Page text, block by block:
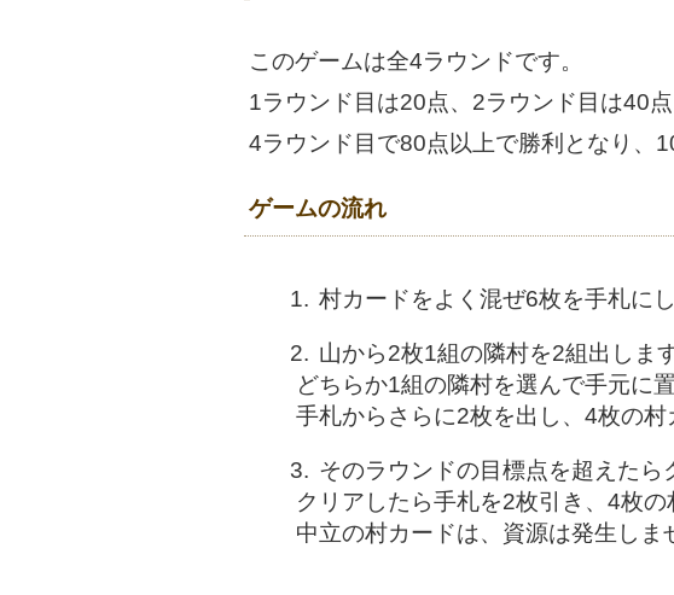
このゲームは全4ラウンドです。
1ラウンド目は20点、2ラウンド目は40
4ラウンド目で80点以上で勝利となり、
ゲームの流れ
村カードをよく混ぜ6枚を手札に
山から2枚1組の隣村を2組出します
どちらか1組の隣村を選んで手元に
手札からさらに2枚を出し、4枚の村
そのラウンドの目標点を超えたら
クリアしたら手札を2枚引き、4枚
中立の村カードは、資源は発生しま